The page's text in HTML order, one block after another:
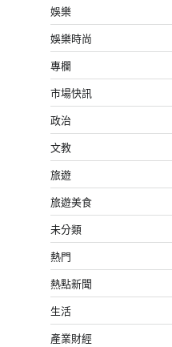
娛樂
娛樂時尚
專欄
市場快訊
政治
文教
旅遊
旅遊美食
未分類
熱門
熱點新聞
生活
產業財經